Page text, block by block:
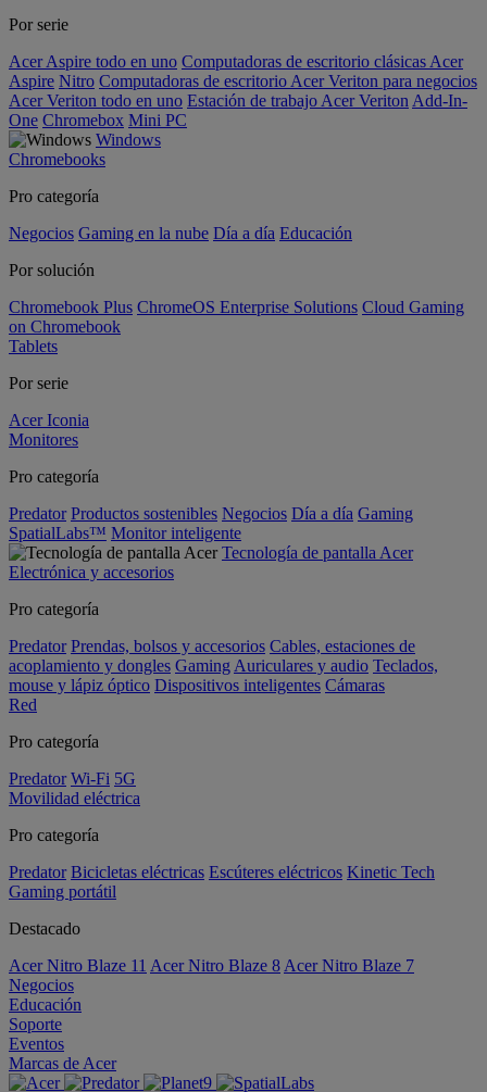
Por serie
Acer Aspire todo en uno Computadoras de escritorio clásicas Acer
Aspire Nitro Computadoras de escritorio Acer Veriton para negocios
Acer Veriton todo en uno Estación de trabajo Acer Veriton Add-In-
One Chromebox Mini PC
Windows
Chromebooks
Pro categoría
Negocios Gaming en la nube Día a día Educación
Por solución
Chromebook Plus ChromeOS Enterprise Solutions Cloud Gaming
on Chromebook
Tablets
Por serie
Acer Iconia
Monitores
Pro categoría
Predator Productos sostenibles Negocios Día a día Gaming
SpatialLabs™ Monitor inteligente
Tecnología de pantalla Acer
Electrónica y accesorios
Pro categoría
Predator Prendas, bolsos y accesorios Cables, estaciones de
acoplamiento y dongles Gaming Auriculares y audio Teclados,
mouse y lápiz óptico Dispositivos inteligentes Cámaras
Red
Pro categoría
Predator Wi-Fi 5G
Movilidad eléctrica
Pro categoría
Predator Bicicletas eléctricas Escúteres eléctricos Kinetic Tech
Gaming portátil
Destacado
Acer Nitro Blaze 11 Acer Nitro Blaze 8 Acer Nitro Blaze 7
Negocios
Educación
Soporte
Eventos
Marcas de Acer